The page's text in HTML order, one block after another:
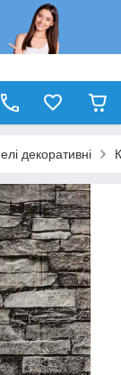
декоративні